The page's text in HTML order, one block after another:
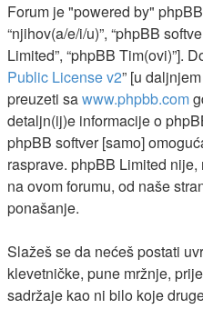
Forum je "powered by"
“njihov(a/e/i/u)”, “phpBB
Limited”, “phpBB Tim(ovi)”].
Public License v2” [u
preuzeti sawww.phpbb.com
detaljn(ij)e informacije o
phpBB softver [samo]
rasprave. phpBB Limited
na ovom forumu, od naše
ponašanje.
Slažeš se da nećeš postati
klevetničke, pune mržnje,
sadržaje kao ni bilo koje